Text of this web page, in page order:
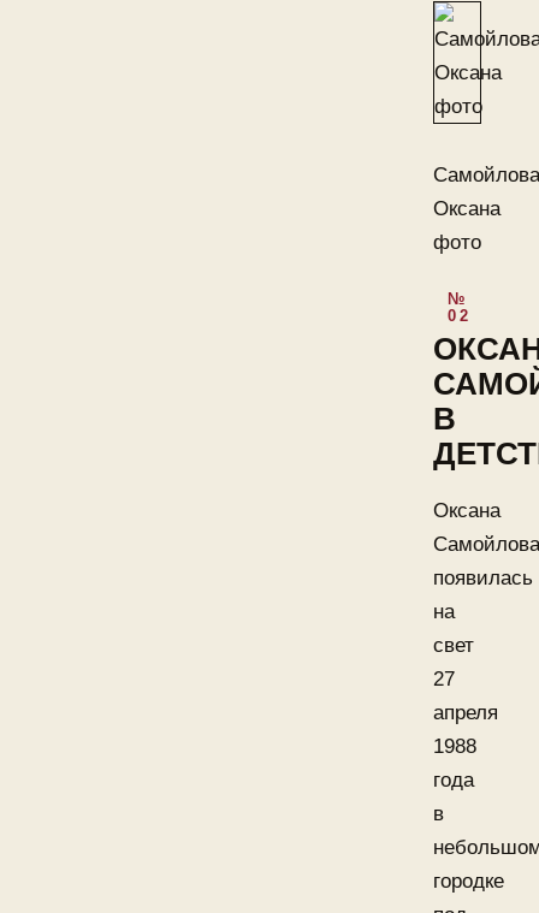
Самойлова
Оксана
фото
В
Оксана
Самойлова
появилась
на
свет
27
апреля
1988
года
в
городке